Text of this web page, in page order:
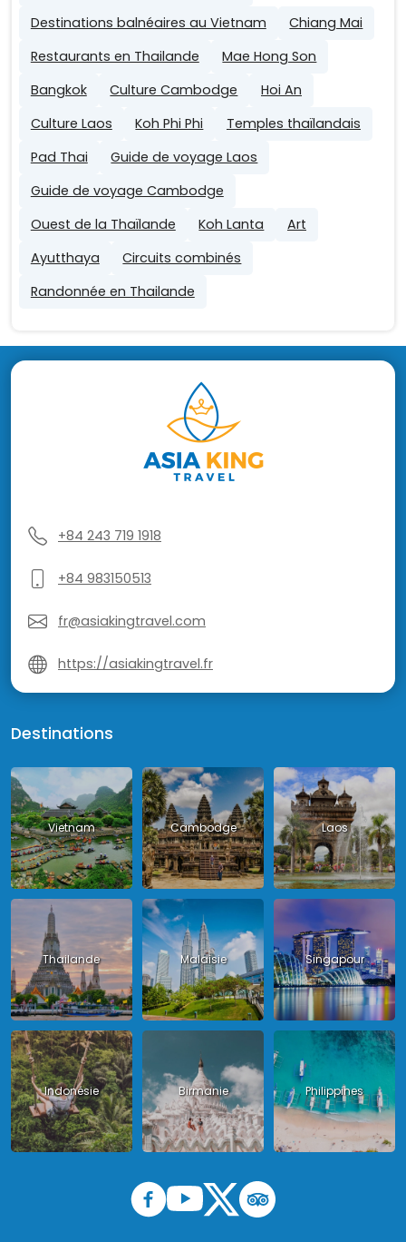
Destinations balnéaires au Vietnam
Chiang Mai
Restaurants en Thailande
Mae Hong Son
Bangkok
Culture Cambodge
Hoi An
Culture Laos
Koh Phi Phi
Temples thaïlandais
Pad Thai
Guide de voyage Laos
Guide de voyage Cambodge
Ouest de la Thaïlande
Koh Lanta
Art
Ayutthaya
Circuits combinés
Randonnée en Thailande
+84 243 719 1918
+84 983150513
fr@asiakingtravel.com
https://asiakingtravel.fr
Destinations
Vietnam Cambodge Laos
Thailande Malaisie Singapour
Indonésie Birmanie Philippines